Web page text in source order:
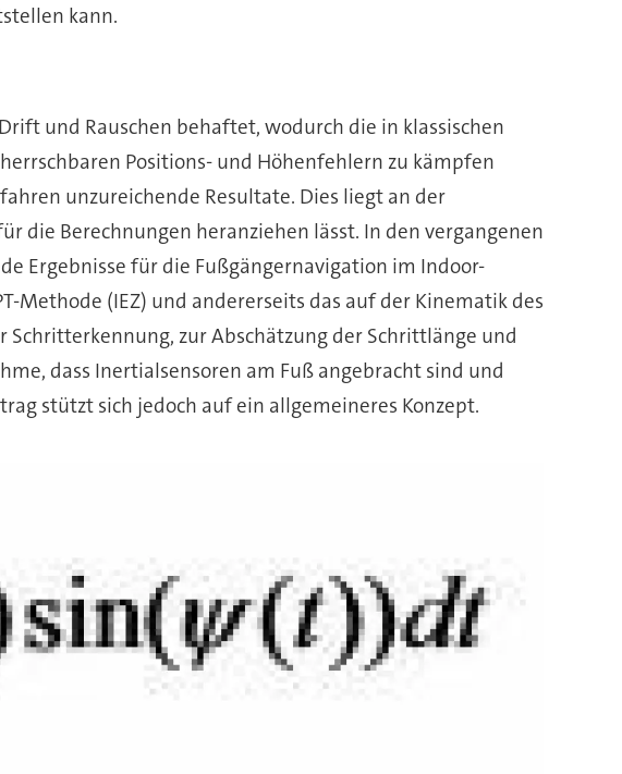
kann.
und Rauschen behaftet, wodurch die in klassischen
Positions- und Höhenfehlern zu kämpfen
unzureichende Resultate. Dies liegt an der
die Berechnungen heranziehen lässt. In den vergangenen
Ergebnisse für die Fußgängernavigation im Indoor-
Methode (IEZ) und andererseits das auf der Kinematik des
zur Abschätzung der Schrittlänge und
dass Inertialsensoren am Fuß angebracht sind und
stützt sich jedoch auf ein allgemeineres Konzept.